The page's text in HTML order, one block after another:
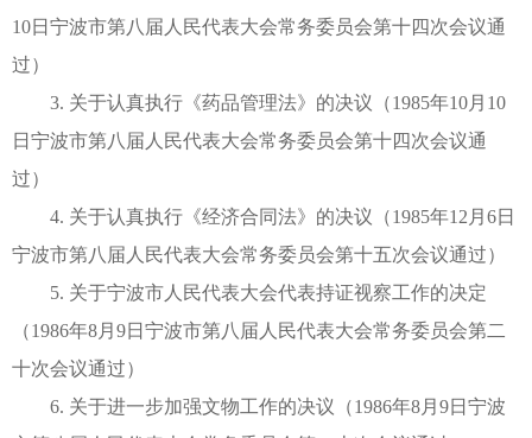
10日宁波市第八届人民代表大会常务委员会第十四次会议通
过）
3. 关于认真执行《药品管理法》的决议（1985年10月10
日宁波市第八届人民代表大会常务委员会第十四次会议通
过）
4. 关于认真执行《经济合同法》的决议（1985年12月6日
宁波市第八届人民代表大会常务委员会第十五次会议通过）
5. 关于宁波市人民代表大会代表持证视察工作的决定
（1986年8月9日宁波市第八届人民代表大会常务委员会第二
十次会议通过）
6. 关于进一步加强文物工作的决议（1986年8月9日宁波